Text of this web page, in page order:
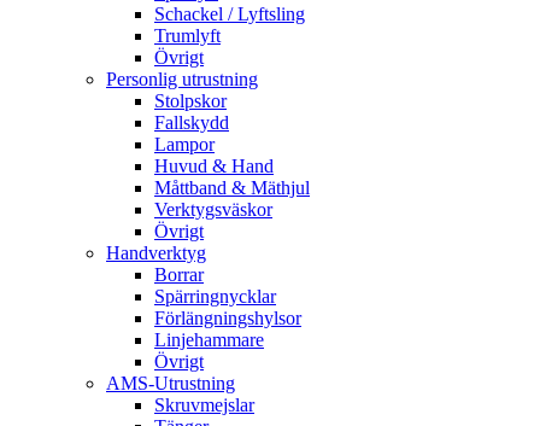
Schackel / Lyftsling
Trumlyft
Övrigt
Personlig utrustning
Stolpskor
Fallskydd
Lampor
Huvud & Hand
Måttband & Mäthjul
Verktygsväskor
Övrigt
Handverktyg
Borrar
Spärringnycklar
Förlängningshylsor
Linjehammare
Övrigt
AMS-Utrustning
Skruvmejslar